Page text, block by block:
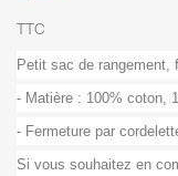
TTC
Petit sac de rangement,
- Matière : 100% coton,
- Fermeture par
Si vous souhaitez en